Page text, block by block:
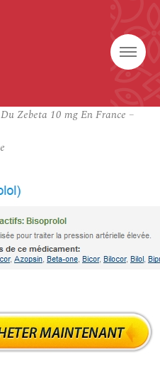
Zebeta 10 mg En France –